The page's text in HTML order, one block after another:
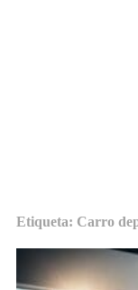
Etiqueta: Carro